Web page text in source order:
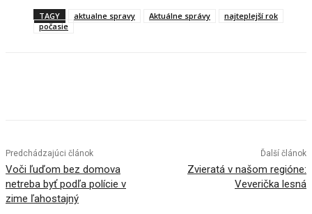
TAGY aktualne spravy Aktuálne správy
najteplejší rok
počasie
Predchádzajúci článok
Voči ľuďom bez domova
netreba byť podľa polície v
zime ľahostajný
Ďalší článok
Zvieratá v našom regióne:
Veverička lesná